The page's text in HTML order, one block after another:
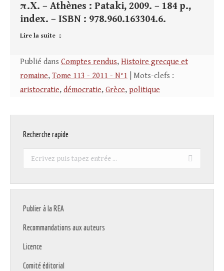
π.Χ. – Athènes : Pataki, 2009. – 184 p.,
index. – ISBN : 978.960.163304.6.
Lire la suite
Publié dans Comptes rendus, Histoire grecque et
romaine, Tome 113 - 2011 - N°1 | Mots-clefs :
aristocratie, démocratie, Grèce, politique
Recherche rapide
Recherche
Publier à la REA
Recommandations aux auteurs
Licence
Comité éditorial